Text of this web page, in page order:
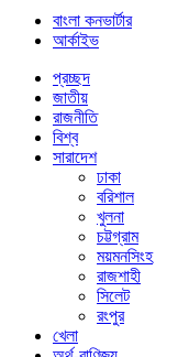
বাংলা কনভার্টার
আর্কাইভ
প্রচ্ছদ
জাতীয়
রাজনীতি
বিশ্ব
সারাদেশ
ঢাকা
বরিশাল
খুলনা
চট্টগ্রাম
ময়মনসিংহ
রাজশাহী
সিলেট
রংপুর
খেলা